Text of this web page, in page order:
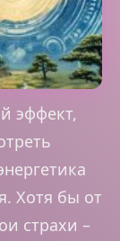
эффект,
Хотя бы от
страхи –